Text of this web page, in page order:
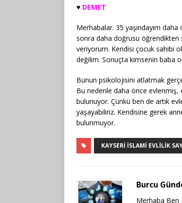
♥️ DEMET
Merhabalar. 35 yaşındayım
sonra daha doğrusu öğrendikten
veriyorum. Kendisi çocuk sahibi
değilim. Sonuçta kimsenin baba
Bunun psikolojisini atlatmak
Bu nedenle daha önce
bulunuyor. Çünkü ben de artık
yaşayabiliriz. Kendisine gerek
bulunmuyor.
KAYSERI İSLAMI EVLILIK
Burcu
Merhaba Ben